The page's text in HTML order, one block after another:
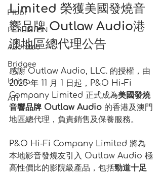
Fibbr
PERLISTEN
Audiolab
Bridgee
Unitra
ATI
Limited 榮獲美國發燒音
響品牌 Outlaw Audio港
澳地區總代理公告
感謝 Outlaw Audio, LLC. 的授權，由
2025 年 11 月 1 日起，P&O Hi-Fi
Company Limited 正式成為美國發燒
音響品牌 Outlaw Audio 的香港及澳門
地區總代理，負責銷售及保養服務。
P&O Hi-Fi Company Limited 將為
本地影音發燒友引入 Outlaw Audio 極
高性價比的影院級產品，包括勁道十足